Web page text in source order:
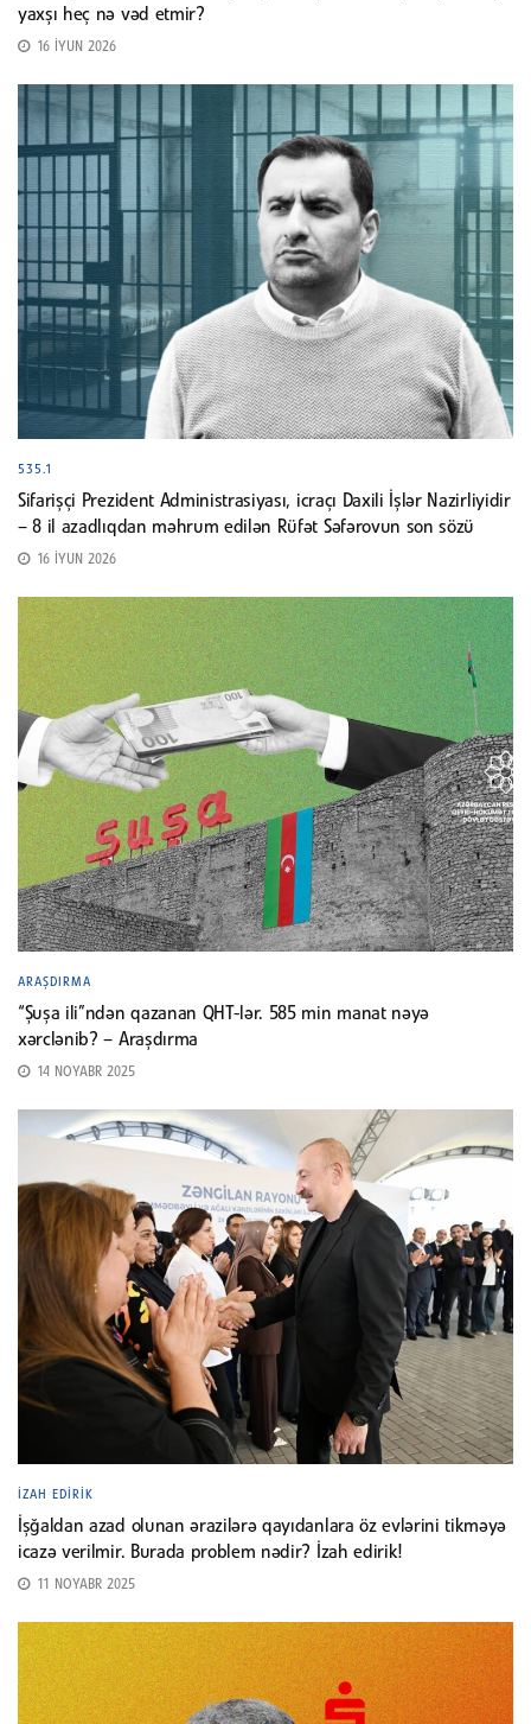
yaxşı heç nə vəd etmir?
16 İYUN 2026
535.1
Sifarişçi Prezident Administrasiyası, icraçı Daxili İşlər Nazirliyidir
– 8 il azadlıqdan məhrum edilən Rüfət Səfərovun son sözü
16 İYUN 2026
ARAŞDIRMA
“Şuşa ili”ndən qazanan QHT-lər. 585 min manat nəyə
xərclənib? – Araşdırma
14 NOYABR 2025
İZAH EDIRIK
İşğaldan azad olunan ərazilərə qayıdanlara öz evlərini tikməyə
icazə verilmir. Burada problem nədir? İzah edirik!
11 NOYABR 2025